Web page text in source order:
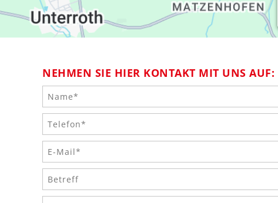
NEHMEN SIE HIER KONTAKT MIT UNS AUF: